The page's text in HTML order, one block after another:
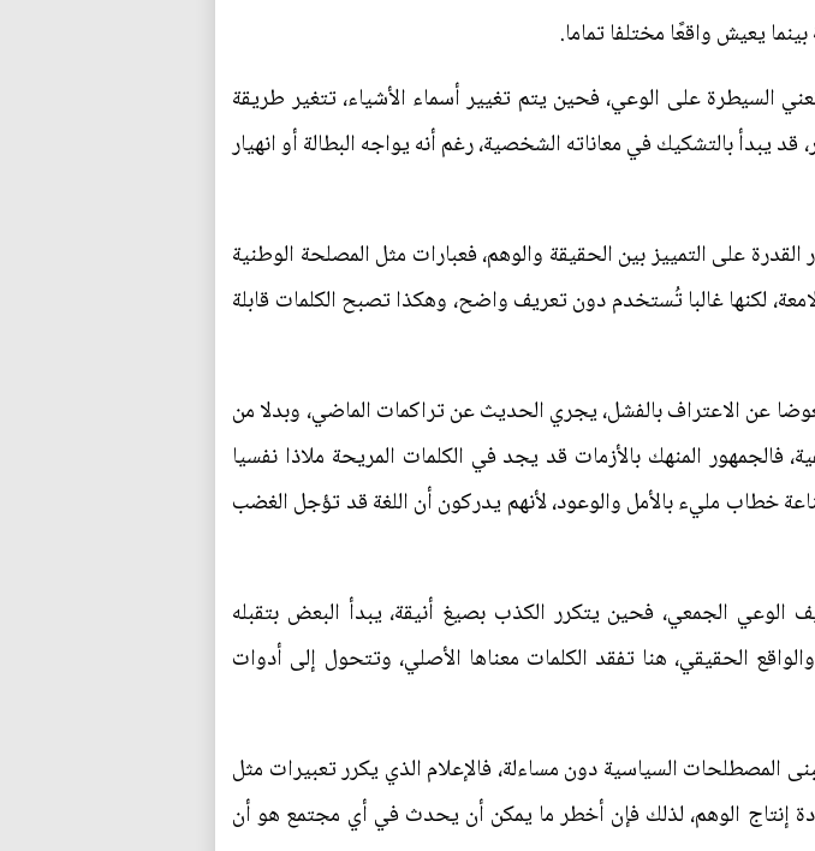
يعيش واقعًا مختلفا تماما.
السيطرة على الوعي، فحين يتم تغيير أسماء الأشياء، تتغير طريقة
يبدأ بالتشكيك في معاناته الشخصية، رغم أنه يواجه البطالة أو انهيار
على التمييز بين الحقيقة والوهم، فعبارات مثل المصلحة الوطنية
لكنها غالبا تُستخدم دون تعريف واضح، وهكذا تصبح الكلمات قابلة
عن الاعتراف بالفشل، يجري الحديث عن تراكمات الماضي، وبدلا من
فالجمهور المنهك بالأزمات قد يجد في الكلمات المريحة ملاذا نفسيا
خطاب مليء بالأمل والوعود، لأنهم يدركون أن اللغة قد تؤجل الغضب
الوعي الجمعي، فحين يتكرر الكذب بصيغ أنيقة، يبدأ البعض بتقبله
الحقيقي، هنا تفقد الكلمات معناها الأصلي، وتتحول إلى أدوات
المصطلحات السياسية دون مساءلة، فالإعلام الذي يكرر تعبيرات مثل
إنتاج الوهم، لذلك فإن أخطر ما يمكن أن يحدث في أي مجتمع هو أن